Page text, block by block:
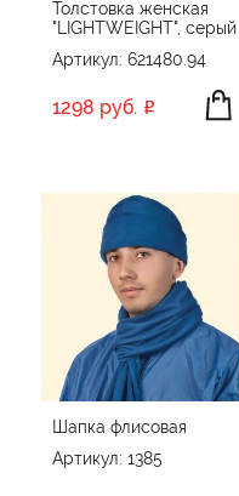
Толстовка женская
"LIGHTWEIGHT", серый
Артикул: 621480.94
1298 руб.
Шапка флисовая
Артикул: 1385